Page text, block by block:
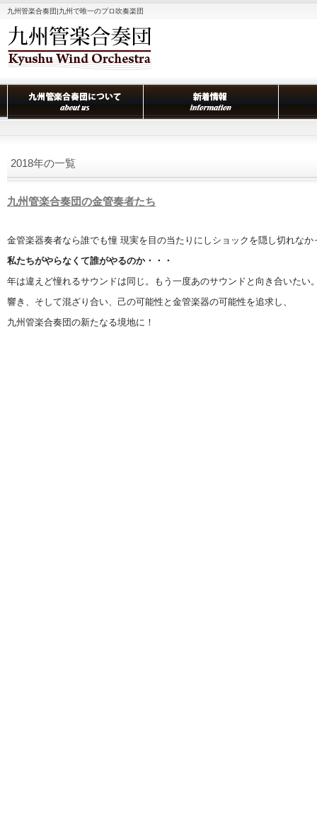
九州管楽合奏団|九州で唯一のプロ吹奏楽団
2018年の一覧
九州管楽合奏団の金管奏者たち
金管楽器奏者なら誰でも憧 現実を目の当たりにしショックを隠し切れなか
私たちがやらなくて誰がやるのか・・・
年は違えど憧れるサウンドは同じ。もう一度あのサウンドと向き合いたい
響き、そして混ざり合い、己の可能性と金管楽器の可能性を追求し、
九州管楽合奏団の新たなる境地に！